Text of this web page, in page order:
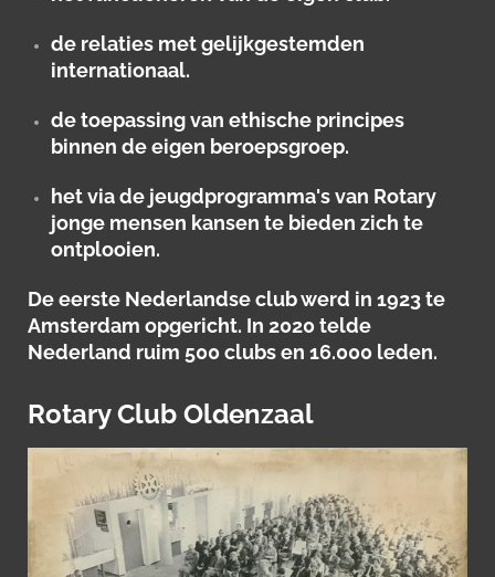
de relaties met gelijkgestemden
internationaal.
de toepassing van ethische principes
binnen de eigen beroepsgroep.
het via de jeugdprogramma's van Rotary
jonge mensen kansen te bieden zich te
ontplooien.
De eerste Nederlandse club werd in 1923 te
Amsterdam opgericht. In 2020 telde
Nederland ruim 500 clubs en 16.000 leden.
Rotary Club Oldenzaal